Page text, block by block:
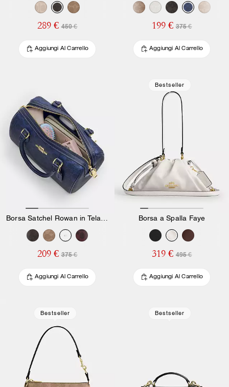
289 € 450 €
Aggiungi Al Carrello
199 € 375 €
Aggiungi Al Carrello
209 € 375 €
Aggiungi Al Carrello
Bestseller
Borsa a Spalla Faye
319 € 495 €
Aggiungi Al Carrello
Bestseller Bestseller